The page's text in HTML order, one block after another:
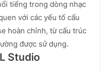
tiếng trong dòng nhạc
với các yếu tố cấu
hoàn chỉnh, từ cấu trúc
được sử dụng.
Studio